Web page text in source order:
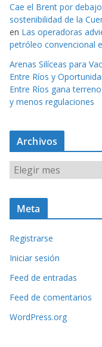
Cae el Brent por
sostenibilidad de la
en Las operadoras
petróleo convencional
Arenas Silíceas para
Entre Ríos y
Entre Ríos gana
y menos regulaciones
Archivos
r
c
v
o
s
Meta
Registrarse
Iniciar sesión
Feed de entradas
Feed de comentarios
WordPress.org